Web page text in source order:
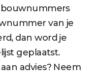
bouwnummers
van je
dan word je
geplaatst.
advies? Neem